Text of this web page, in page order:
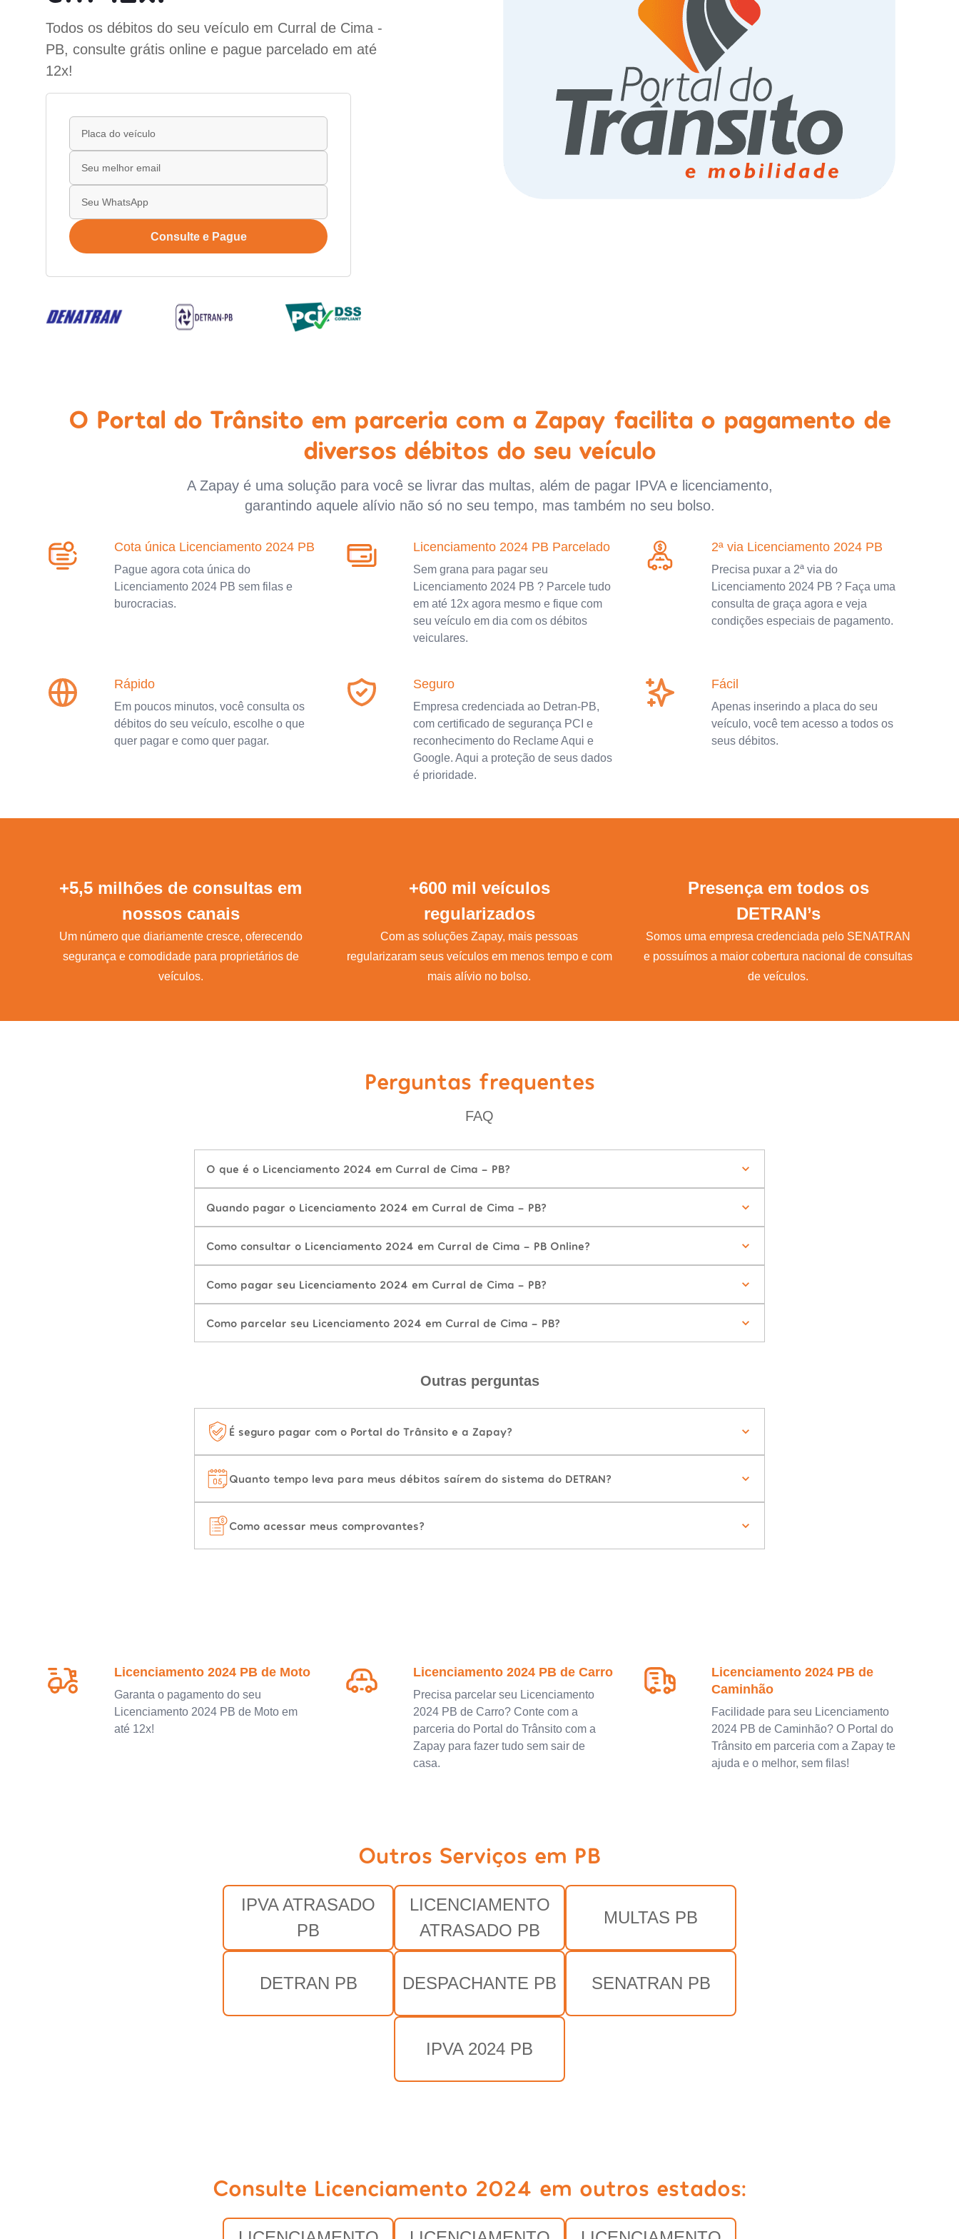
Todos os débitos do seu veículo em Curral de Cima -
PB, consulte grátis online e pague parcelado em até
12x!
Consulte e Pague
O Portal do Trânsito em parceria com a Zapay facilita o pagamento de
diversos débitos do seu veículo
A Zapay é uma solução para você se livrar das multas, além de pagar IPVA e licenciamento,
garantindo aquele alívio não só no seu tempo, mas também no seu bolso.
Cota única Licenciamento 2024 PB
Pague agora cota única do
Licenciamento 2024 PB sem filas e
burocracias.
Licenciamento 2024 PB Parcelado
Sem grana para pagar seu
Licenciamento 2024 PB ? Parcele tudo
em até 12x agora mesmo e fique com
seu veículo em dia com os débitos
veiculares.
2ª via Licenciamento 2024 PB
Precisa puxar a 2ª via do
Licenciamento 2024 PB ? Faça uma
consulta de graça agora e veja
condições especiais de pagamento.
Rápido
Em poucos minutos, você consulta os
débitos do seu veículo, escolhe o que
quer pagar e como quer pagar.
Seguro
Empresa credenciada ao Detran-PB,
com certificado de segurança PCI e
reconhecimento do Reclame Aqui e
Google. Aqui a proteção de seus dados
é prioridade.
Fácil
Apenas inserindo a placa do seu
veículo, você tem acesso a todos os
seus débitos.
+5,5 milhões de consultas em
nossos canais
Um número que diariamente cresce, oferecendo
segurança e comodidade para proprietários de
veículos.
+600 mil veículos
regularizados
Com as soluções Zapay, mais pessoas
regularizaram seus veículos em menos tempo e com
mais alívio no bolso.
Presença em todos os
DETRAN’s
Somos uma empresa credenciada pelo SENATRAN
e possuímos a maior cobertura nacional de consultas
de veículos.
Perguntas frequentes
FAQ
O que é o Licenciamento 2024 em Curral de Cima - PB?
Quando pagar o Licenciamento 2024 em Curral de Cima - PB?
Como consultar o Licenciamento 2024 em Curral de Cima - PB Online?
Como pagar seu Licenciamento 2024 em Curral de Cima - PB?
Como parcelar seu Licenciamento 2024 em Curral de Cima - PB?
Outras perguntas
É seguro pagar com o Portal do Trânsito e a Zapay?
Quanto tempo leva para meus débitos saírem do sistema do DETRAN?
Como acessar meus comprovantes?
Licenciamento 2024 PB de Moto
Garanta o pagamento do seu
Licenciamento 2024 PB de Moto em
até 12x!
Licenciamento 2024 PB de Carro
Precisa parcelar seu Licenciamento
2024 PB de Carro? Conte com a
parceria do Portal do Trânsito com a
Zapay para fazer tudo sem sair de
casa.
Licenciamento 2024 PB de
Caminhão
Facilidade para seu Licenciamento
2024 PB de Caminhão? O Portal do
Trânsito em parceria com a Zapay te
ajuda e o melhor, sem filas!
Outros Serviços em PB
IPVA ATRASADO
PB
LICENCIAMENTO
ATRASADO PB
MULTAS PB
DETRAN PB DESPACHANTE PB SENATRAN PB
IPVA 2024 PB
Consulte Licenciamento 2024 em outros estados: